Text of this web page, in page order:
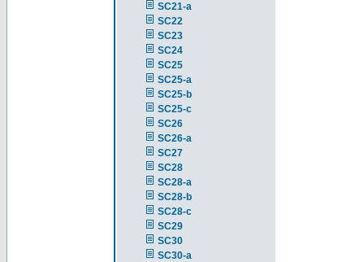
SC21-a
SC22
SC23
SC24
SC25
SC25-a
SC25-b
SC25-c
SC26
SC26-a
SC27
SC28
SC28-a
SC28-b
SC28-c
SC29
SC30
SC30-a